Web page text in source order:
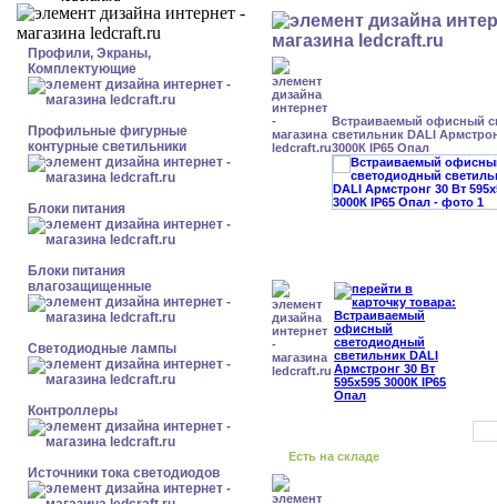
Профили, Экраны,
Комплектующие
Профильные фигурные
контурные светильники
Блоки питания
Блоки питания
влагозащищенные
Светодиодные лампы
Контроллеры
Источники тока светодиодов
Встраиваемый офисный
светильник DALI
3000К IP65 Опал
Есть на складе